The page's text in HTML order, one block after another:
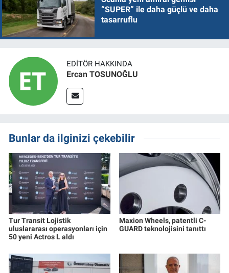
“SUPER” ile daha güçlü ve daha
tasarruflu
EDITÖR HAKKINDA
Ercan TOSUNOĞLU
Bunlar da ilginizi çekebilir
Tur Transit Lojistik
uluslararası operasyonları için
50 yeni Actros L aldı
Maxion Wheels, patentli C-
GUARD teknolojisini tanıttı